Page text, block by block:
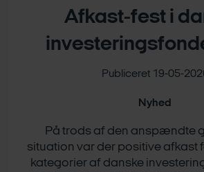
Afkast-fest i
Publiceret 19-05-
Nyhed
På trods af den anspændte
situation var der positive afkast
kategorier af danske